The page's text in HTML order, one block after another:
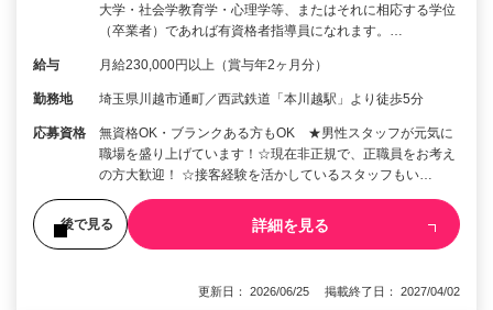
大学・社会学教育学・心理学等、またはそれに相応する学位
（卒業者）であれば有資格者指導員になれます。…
給与 月給230,000円以上（賞与年2ヶ月分）
勤務地 埼玉県川越市通町／西武鉄道「本川越駅」より徒歩5分
応募資格
無資格OK・ブランクある方もOK ★男性スタッフが元気に
職場を盛り上げています！☆現在非正規で、正職員をお考え
の方大歓迎！ ☆接客経験を活かしているスタッフもい…
後で見る 詳細を見る
更新日： 2026/06/25 掲載終了日： 2027/04/02